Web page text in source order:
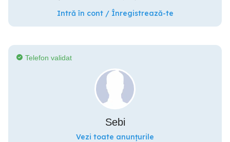
Intră în cont / Înregistrează-te
Telefon validat
Sebi
Vezi toate anunțurile